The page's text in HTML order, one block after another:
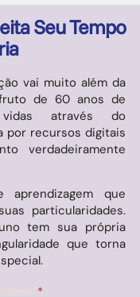
Seu Tempo
vai muito além da
de 60 anos de
através do
por recursos digitais
verdadeiramente
aprendizagem que
particularidades.
tem sua própria
que torna